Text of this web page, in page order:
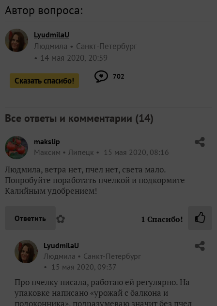
Автор вопроса:
LyudmilaU
Людмила
Санкт-Петербург
14 мая 2020, 20:59
Сказать спасибо! 702
Все ответы и комментарии (14)
makslip
Максим
Липецк 15 мая 2020, 08:16
Людмила, ветра нет, пчел нет, света мало.
Попробуйте поработать пчелкой и подкормите
Калийным удобрением!
Ответить ✿ 1 Спасибо!
LyudmilaU
Людмила
Санкт-Петербург
15 мая 2020, 09:37
Про пчелку писала, работаю ей регулярно. На
упаковке написано «урожай с балкона и
подоконника», подразумеваю значит без пчел